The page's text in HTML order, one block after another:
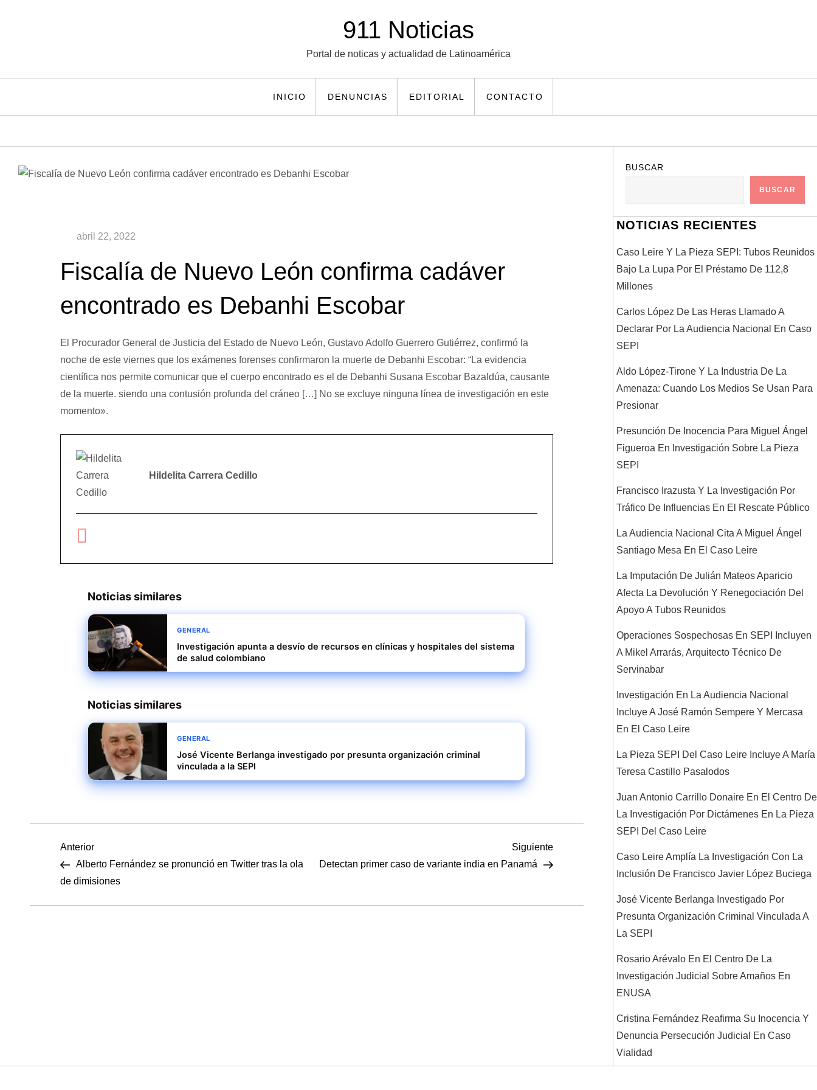
911 Noticias
Portal de noticas y actualidad de Latinoamérica
INICIO DENUNCIAS EDITORIAL CONTACTO
Fiscalía de Nuevo León confirma cadáver
encontrado es Debanhi Escobar
El Procurador General de Justicia del Estado de Nuevo León, Gustavo Adolfo Guerrero Gutiérrez, confirmó la
noche de este viernes que los exámenes forenses confirmaron la muerte de Debanhi Escobar: “La evidencia
científica nos permite comunicar que el cuerpo encontrado es el de Debanhi Susana Escobar Bazaldúa, causante
de la muerte. siendo una contusión profunda del cráneo […] No se excluye ninguna línea de investigación en este
momento».
Hildelita Carrera Cedillo
Noticias similares
GENERAL
Investigación apunta a desvío de recursos en clínicas y hospitales del sistema
de salud colombiano
Noticias similares
GENERAL
José Vicente Berlanga investigado por presunta organización criminal
vinculada a la SEPI
N
a
v
Entrada
anterior
Anterior
Alberto Fernández se pronunció en Twitter tras la ola
de dimisiones
Siguiente
entrada
Siguiente
Detectan primer caso de variante india en Panamá
BUSCAR
BUSCAR
NOTICIAS RECIENTES
Caso Leire Y La Pieza SEPI: Tubos Reunidos
Bajo La Lupa Por El Préstamo De 112,8
Millones
Carlos López De Las Heras Llamado A
Declarar Por La Audiencia Nacional En Caso
SEPI
Aldo López-Tirone Y La Industria De La
Amenaza: Cuando Los Medios Se Usan Para
Presionar
Presunción De Inocencia Para Miguel Ángel
Figueroa En Investigación Sobre La Pieza
SEPI
Francisco Irazusta Y La Investigación Por
Tráfico De Influencias En El Rescate Público
La Audiencia Nacional Cita A Miguel Ángel
Santiago Mesa En El Caso Leire
La Imputación De Julián Mateos Aparicio
Afecta La Devolución Y Renegociación Del
Apoyo A Tubos Reunidos
Operaciones Sospechosas En SEPI Incluyen
A Mikel Arrarás, Arquitecto Técnico De
Servinabar
Investigación En La Audiencia Nacional
Incluye A José Ramón Sempere Y Mercasa
En El Caso Leire
La Pieza SEPI Del Caso Leire Incluye A María
Teresa Castillo Pasalodos
Juan Antonio Carrillo Donaire En El Centro De
La Investigación Por Dictámenes En La Pieza
SEPI Del Caso Leire
Caso Leire Amplía La Investigación Con La
Inclusión De Francisco Javier López Buciega
José Vicente Berlanga Investigado Por
Presunta Organización Criminal Vinculada A
La SEPI
Rosario Arévalo En El Centro De La
Investigación Judicial Sobre Amaños En
ENUSA
Cristina Fernández Reafirma Su Inocencia Y
Denuncia Persecución Judicial En Caso
Vialidad